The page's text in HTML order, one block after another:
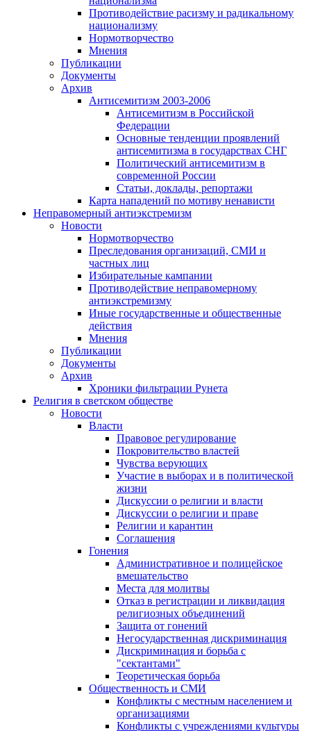
Противодействие расизму и радикальному
национализму
Нормотворчество
Мнения
Публикации
Документы
Архив
Антисемитизм 2003-2006
Антисемитизм в Российской
Федерации
Основные тенденции проявлений
антисемитизма в государствах СНГ
Политический антисемитизм в
современной России
Статьи, доклады, репортажи
Карта нападений по мотиву ненависти
Неправомерный антиэкстремизм
Новости
Нормотворчество
Преследования организаций, СМИ и
частных лиц
Избирательные кампании
Противодействие неправомерному
антиэкстремизму
Иные государственные и общественные
действия
Мнения
Публикации
Документы
Архив
Хроники фильтрации Рунета
Религия в светском обществе
Новости
Власти
Правовое регулирование
Покровительство властей
Чувства верующих
Участие в выборах и в политической
жизни
Дискуссии о религии и власти
Дискуссии о религии и праве
Религии и карантин
Соглашения
Гонения
Административное и полицейское
вмешательство
Места для молитвы
Отказ в регистрации и ликвидация
религиозных объединений
Защита от гонений
Негосударственная дискриминация
Дискриминация и борьба с
"сектантами"
Теоретическая борьба
Общественность и СМИ
Конфликты с местным населением и
организациями
Конфликты с учреждениями культуры